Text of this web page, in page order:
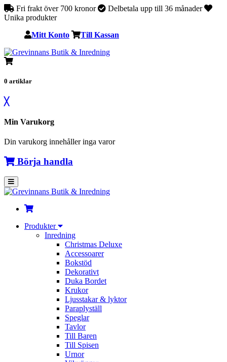
Fri frakt över 700 kronor
Delbetala upp till 36 månader
Unika produkter
Mitt Konto Till Kassan
0 artiklar
╳
Min Varukorg
Din varukorg innehåller inga varor
Börja handla
Produkter
Inredning
Christmas Deluxe
Accessoarer
Bokstöd
Dekorativt
Duka Bordet
Krukor
Ljusstakar & lyktor
Paraplyställ
Speglar
Tavlor
Till Baren
Till Spisen
Urnor